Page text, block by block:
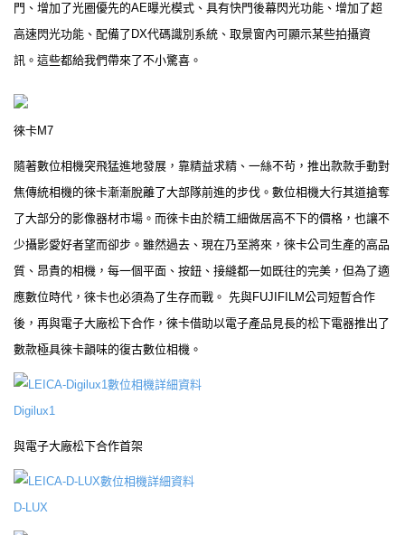
門、增加了光圈優先的AE曝光模式、具有快門後幕閃光功能、增加了超
高速閃光功能、配備了DX代碼識別系統、取景窗內可顯示某些拍攝資
訊。這些都給我們帶來了不小驚喜。
徠卡M7
隨著數位相機突飛猛進地發展，靠精益求精、一絲不茍，推出款款手動對
焦傳統相機的徠卡漸漸脫離了大部隊前進的步伐。數位相機大行其道搶奪
了大部分的影像器材市場。而徠卡由於精工細做居高不下的價格，也讓不
少攝影愛好者望而卻步。雖然過去、現在乃至將來，徠卡公司生產的高品
質、昂貴的相機，每一個平面、按鈕、接縫都一如既往的完美，但為了適
應數位時代，徠卡也必須為了生存而戰。 先與FUJIFILM公司短暫合作
後，再與電子大廠松下合作，徠卡借助以電子產品見長的松下電器推出了
數款極具徠卡韻味的復古數位相機。
Digilux1
與電子大廠松下合作首架
D-LUX